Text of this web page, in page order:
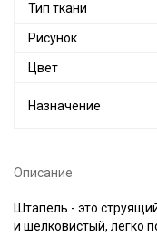
Тип ткани
Рисунок
Цвет
Назначение
Описание
Штапель - это
и шелковистый, легко